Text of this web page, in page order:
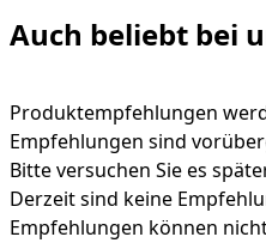
Auch beliebt bei
Produktempfehlungen
Empfehlungen sind
Bitte versuchen Sie es
Derzeit sind keine
Empfehlungen können